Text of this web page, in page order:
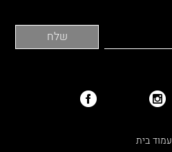
עמוד בית